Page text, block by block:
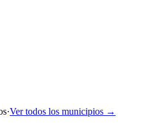
·Ver todos los municipios →